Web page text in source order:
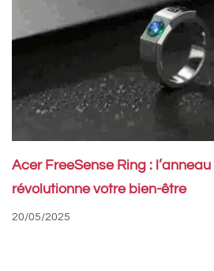
Acer FreeSense Ring :
révolutionne votre bien-être
20/05/2025